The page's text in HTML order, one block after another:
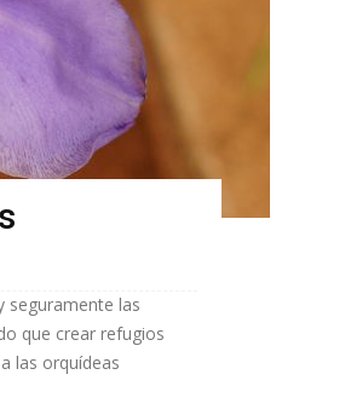
seguramente las
que crear refugios
las orquídeas